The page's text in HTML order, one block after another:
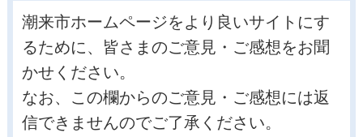
潮来市ホームページをより良いサイトにす
るために、皆さまのご意見・ご感想をお聞
かせください。
なお、この欄からのご意見・ご感想には返
信できませんのでご了承ください。